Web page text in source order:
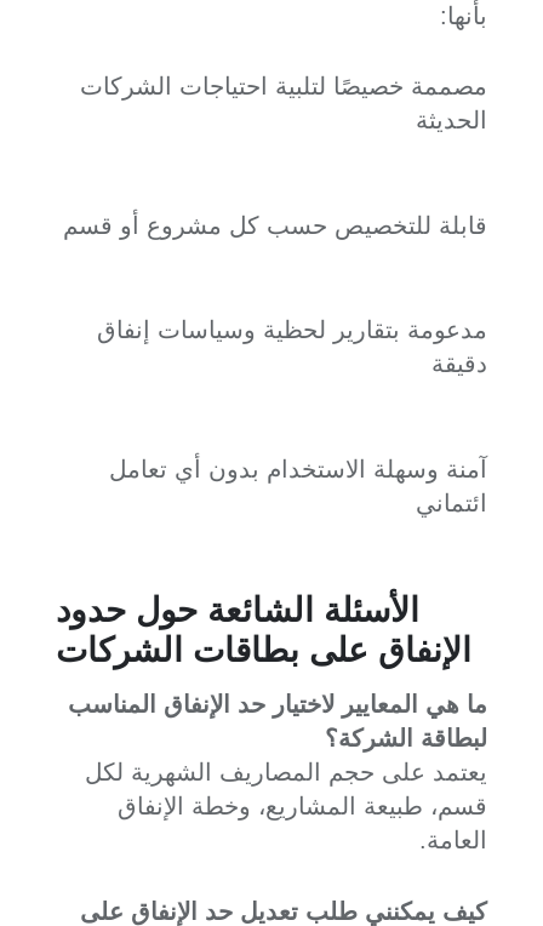
بأنها:
مصممة خصيصًا لتلبية احتياجات الشركات
الحديثة
قابلة للتخصيص حسب كل مشروع أو قسم
مدعومة بتقارير لحظية وسياسات إنفاق
دقيقة
آمنة وسهلة الاستخدام بدون أي تعامل
ائتماني
الأسئلة الشائعة حول حدود
الإنفاق على بطاقات الشركات
ما هي المعايير لاختيار حد الإنفاق المناسب
لبطاقة الشركة؟
يعتمد على حجم المصاريف الشهرية لكل
قسم، طبيعة المشاريع، وخطة الإنفاق
العامة.
كيف يمكنني طلب تعديل حد الإنفاق على